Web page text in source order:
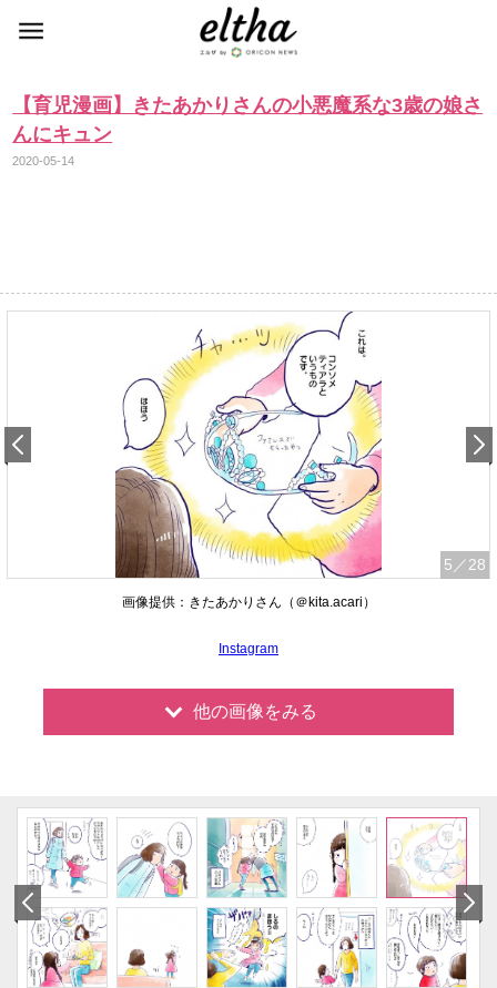
【育児漫画】きたあかりさんの小悪魔系な3歳の娘さ
んにキュン
2020-05-14
5 ／28
画像提供：きたあかりさん（＠kita.acari）
Instagram
他の画像をみる